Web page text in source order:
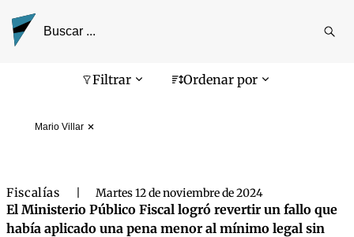
Filtrar Ordenar por
Mario Villar
Pantalla de búsqueda
Fiscalías Martes 12 de noviembre de 2024
El Ministerio Público Fiscal logró revertir un fallo que
había aplicado una pena menor al mínimo legal sin